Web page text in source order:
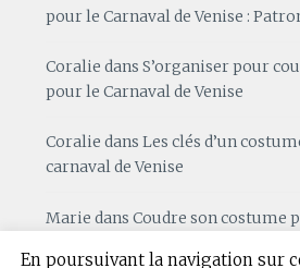
pour le Carnaval de Venise :
Coralie dansS’organiser pour
pour le Carnaval de Venise
Coralie dansLes clés d’un
carnaval de Venise
Marie dansCoudre son costume
En poursuivant la navigation sur